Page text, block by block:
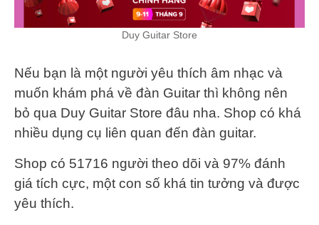
Duy Guitar Store
Nếu bạn là một người yêu thích âm nhạc và
muốn khám phá về đàn Guitar thì không nên
bỏ qua Duy Guitar Store đâu nha. Shop có khá
nhiều dụng cụ liên quan đến đàn guitar.
Shop có 51716 người theo dõi và 97% đánh
giá tích cực, một con số khá tin tưởng và được
yêu thích.